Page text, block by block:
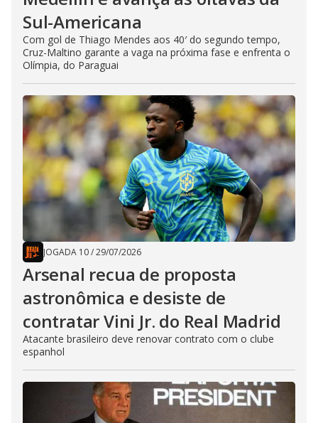
Sul-Americana
Com gol de Thiago Mendes aos 40′ do segundo tempo,
Cruz-Maltino garante a vaga na próxima fase e enfrenta o
Olímpia, do Paraguai
JOGADA 10/29/07/2026
Arsenal recua de proposta
astronômica e desiste de
contratar Vini Jr. do Real Madrid
Atacante brasileiro deve renovar contrato com o clube
espanhol